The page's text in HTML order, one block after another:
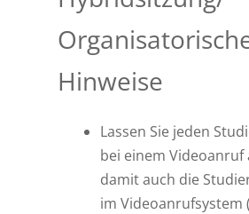
Hinweise
Lassen Sie jeden
bei einem Videoanruf
damit auch die
im Videoanrufsystem